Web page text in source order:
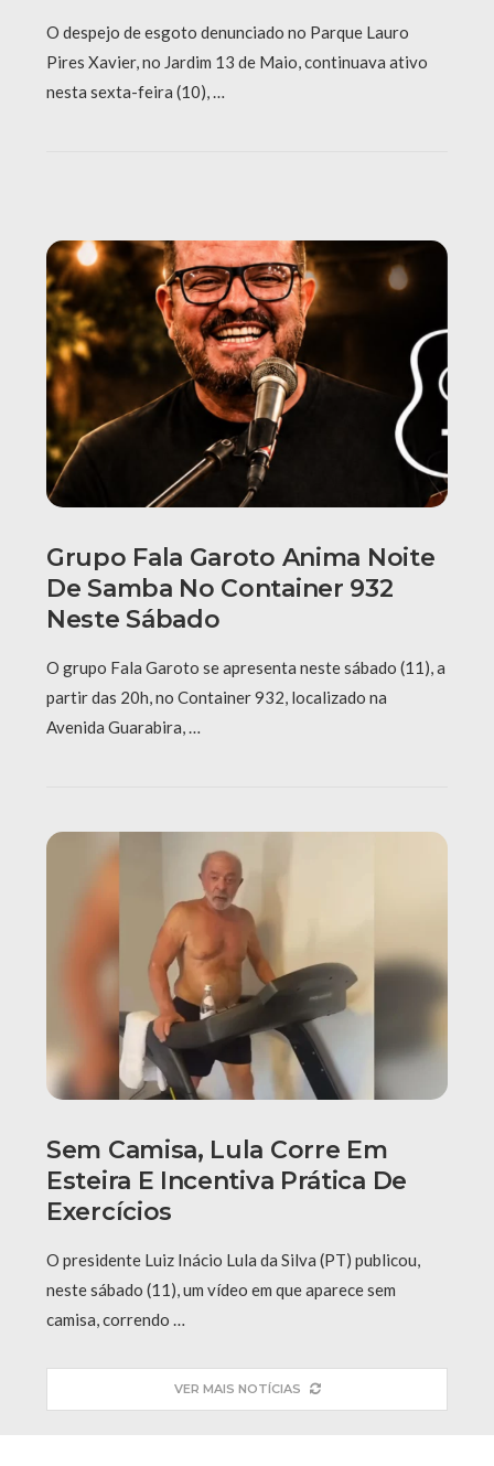
O despejo de esgoto denunciado no Parque Lauro
Pires Xavier, no Jardim 13 de Maio, continuava ativo
nesta sexta-feira (10), …
Grupo Fala Garoto Anima Noite
De Samba No Container 932
Neste Sábado
O grupo Fala Garoto se apresenta neste sábado (11), a
partir das 20h, no Container 932, localizado na
Avenida Guarabira, …
Sem Camisa, Lula Corre Em
Esteira E Incentiva Prática De
Exercícios
O presidente Luiz Inácio Lula da Silva (PT) publicou,
neste sábado (11), um vídeo em que aparece sem
camisa, correndo …
VER MAIS NOTÍCIAS